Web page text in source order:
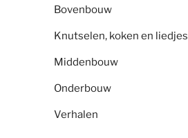
Bovenbouw
Knutselen, koken en liedjes
Middenbouw
Onderbouw
Verhalen